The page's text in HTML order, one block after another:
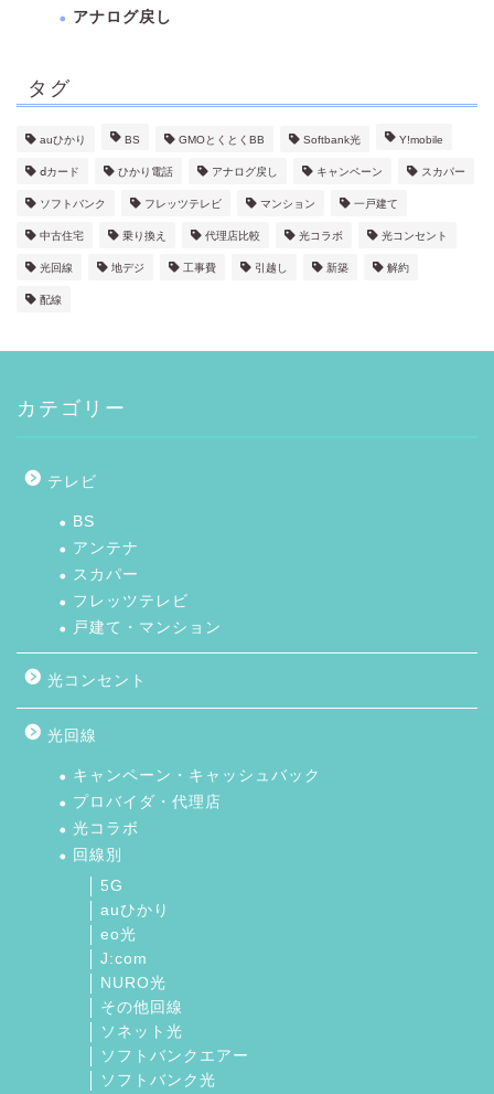
アナログ戻し
タグ
auひかり BS GMOとくとくBB Softbank光 Y!mobile
ⅾカード ひかり電話 アナログ戻し キャンペーン スカパー
ソフトバンク フレッツテレビ マンション 一戸建て
中古住宅 乗り換え 代理店比較 光コラボ 光コンセント
光回線 地デジ 工事費 引越し 新築 解約
配線
カテゴリー
テレビ
BS
アンテナ
スカパー
フレッツテレビ
戸建て・マンション
光コンセント
光回線
キャンペーン・キャッシュバック
プロバイダ・代理店
光コラボ
回線別
5G
auひかり
eo光
J:com
NURO光
その他回線
ソネット光
ソフトバンクエアー
ソフトバンク光